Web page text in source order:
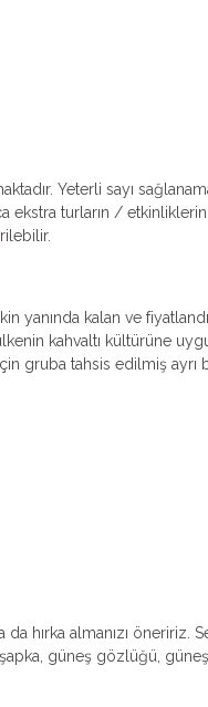
Yeterli sayı
ekstra turların /
yanında kalan ve
kahvaltı kültürüne
gruba tahsis edilmiş ayrı
hırka almanızı öneririz.
güneş gözlüğü,